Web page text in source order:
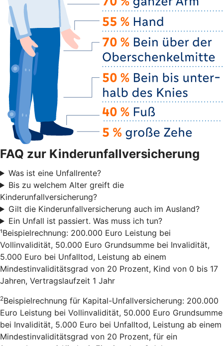
FAQ zur Kinderunfallversicherung
Was ist eine Unfallrente?
Bis zu welchem Alter greift die
Kinderunfallversicherung?
Gilt die Kinderunfallversicherung auch im Ausland?
Ein Unfall ist passiert. Was muss ich tun?
¹Beispielrechnung: 200.000 Euro Leistung bei
Vollinvalidität, 50.000 Euro Grundsumme bei Invalidität,
5.000 Euro bei Unfalltod, Leistung ab einem
Mindestinvaliditätsgrad von 20 Prozent, Kind von 0 bis 17
Jahren, Vertragslaufzeit 1 Jahr
2Beispielrechnung für Kapital-Unfallversicherung: 200.000
Euro Leistung bei Vollinvalidität, 50.000 Euro Grundsumme
bei Invalidität, 5.000 Euro bei Unfalltod, Leistung ab einem
Mindestinvaliditätsgrad von 20 Prozent, für ein